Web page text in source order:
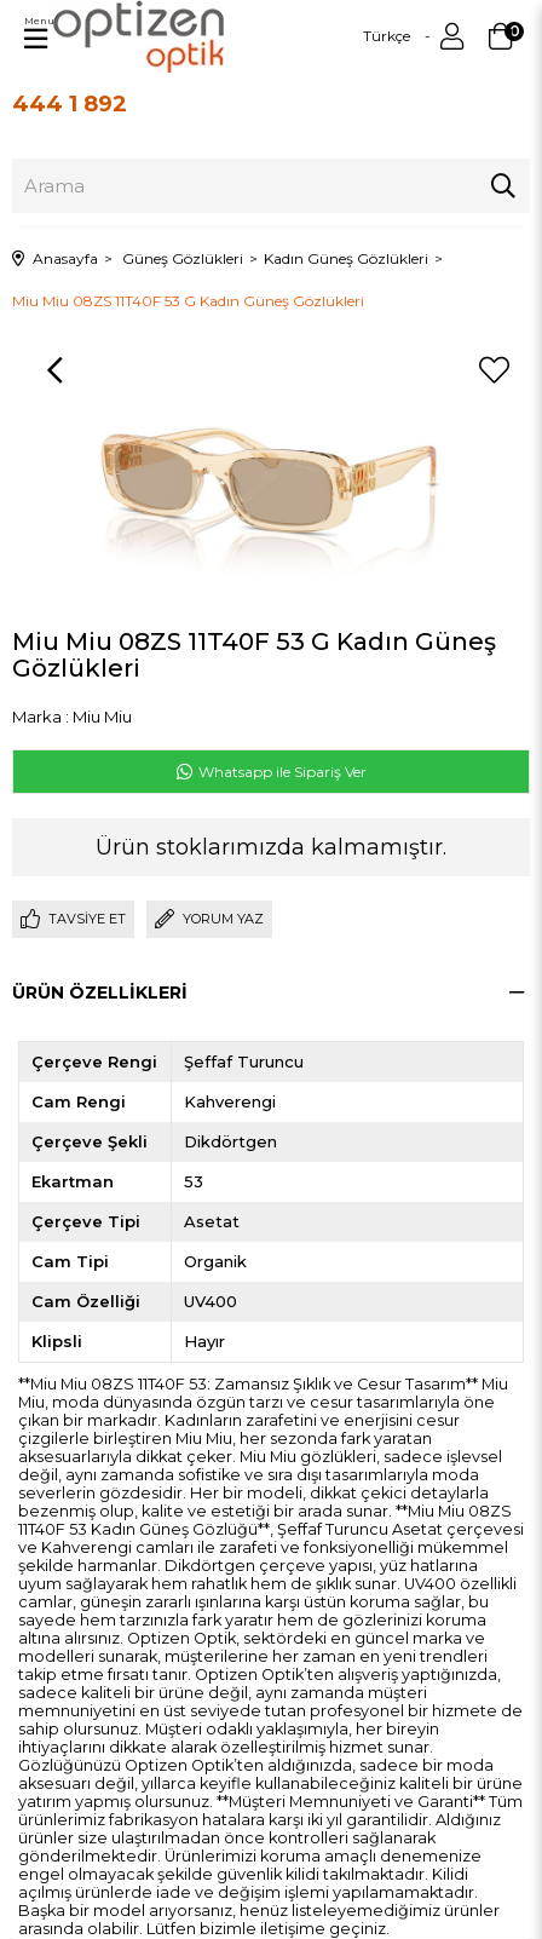
444 1 892
Türkçe 0
Menu
Anasayfa Güneş Gözlükleri Kadın Güneş Gözlükleri
Miu Miu 08ZS 11T40F 53 G Kadın Güneş Gözlükleri
Miu Miu 08ZS 11T40F 53 G Kadın Güneş
Gözlükleri
Marka : Miu Miu
Whatsapp ile Sipariş Ver
Ürün stoklarımızda kalmamıştır.
TAVSIYE ET YORUM YAZ
ÜRÜN ÖZELLIKLERI
Çerçeve Rengi Şeffaf Turuncu
Cam Rengi Kahverengi
Çerçeve Şekli Dikdörtgen
Ekartman 53
Çerçeve Tipi Asetat
Cam Tipi Organik
Cam Özelliği UV400
Klipsli Hayır
**Miu Miu 08ZS 11T40F 53: Zamansız Şıklık ve Cesur Tasarım** Miu
Miu, moda dünyasında özgün tarzı ve cesur tasarımlarıyla öne
çıkan bir markadır. Kadınların zarafetini ve enerjisini cesur
çizgilerle birleştiren Miu Miu, her sezonda fark yaratan
aksesuarlarıyla dikkat çeker. Miu Miu gözlükleri, sadece işlevsel
değil, aynı zamanda sofistike ve sıra dışı tasarımlarıyla moda
severlerin gözdesidir. Her bir modeli, dikkat çekici detaylarla
bezenmiş olup, kalite ve estetiği bir arada sunar. **Miu Miu 08ZS
11T40F 53 Kadın Güneş Gözlüğü**, Şeffaf Turuncu Asetat çerçevesi
ve Kahverengi camları ile zarafeti ve fonksiyonelliği mükemmel
şekilde harmanlar. Dikdörtgen çerçeve yapısı, yüz hatlarına
uyum sağlayarak hem rahatlık hem de şıklık sunar. UV400 özellikli
camlar, güneşin zararlı ışınlarına karşı üstün koruma sağlar, bu
sayede hem tarzınızla fark yaratır hem de gözlerinizi koruma
altına alırsınız. Optizen Optik, sektördeki en güncel marka ve
modelleri sunarak, müşterilerine her zaman en yeni trendleri
takip etme fırsatı tanır. Optizen Optik’ten alışveriş yaptığınızda,
sadece kaliteli bir ürüne değil, aynı zamanda müşteri
memnuniyetini en üst seviyede tutan profesyonel bir hizmete de
sahip olursunuz. Müşteri odaklı yaklaşımıyla, her bireyin
ihtiyaçlarını dikkate alarak özelleştirilmiş hizmet sunar.
Gözlüğünüzü Optizen Optik’ten aldığınızda, sadece bir moda
aksesuarı değil, yıllarca keyifle kullanabileceğiniz kaliteli bir ürüne
yatırım yapmış olursunuz. **Müşteri Memnuniyeti ve Garanti** Tüm
ürünlerimiz fabrikasyon hatalara karşı iki yıl garantilidir. Aldığınız
ürünler size ulaştırılmadan önce kontrolleri sağlanarak
gönderilmektedir. Ürünlerimizi koruma amaçlı denemenize
engel olmayacak şekilde güvenlik kilidi takılmaktadır. Kilidi
açılmış ürünlerde iade ve değişim işlemi yapılamamaktadır.
Başka bir model arıyorsanız, henüz listeleyemediğimiz ürünler
arasında olabilir. Lütfen bizimle iletişime geçiniz.